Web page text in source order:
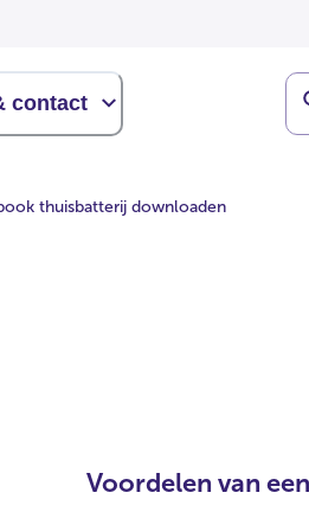
contact
thuisbatterij downloaden
Voordelen van